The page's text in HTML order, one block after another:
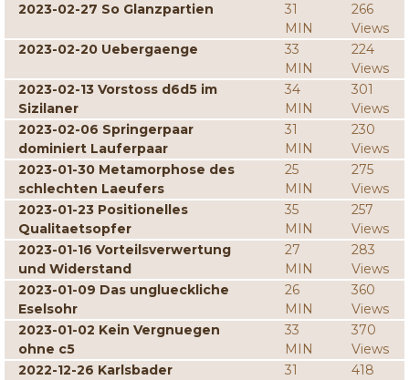
2023-02-27 So Glanzpartien
31
MIN
266
Views
2023-02-20 Uebergaenge
33
MIN
224
Views
2023-02-13 Vorstoss d6d5 im
Sizilaner
34
MIN
301
Views
2023-02-06 Springerpaar
dominiert Lauferpaar
31
MIN
230
Views
2023-01-30 Metamorphose des
schlechten Laeufers
25
MIN
275
Views
2023-01-23 Positionelles
Qualitaetsopfer
35
MIN
257
Views
2023-01-16 Vorteilsverwertung
und Widerstand
27
MIN
283
Views
2023-01-09 Das unglueckliche
Eselsohr
26
MIN
360
Views
2023-01-02 Kein Vergnuegen
ohne c5
33
MIN
370
Views
2022-12-26 Karlsbader
31
418